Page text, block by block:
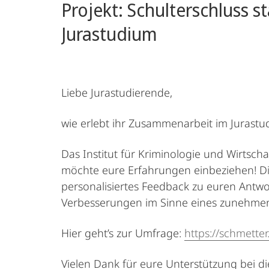
Projekt: Schulterschluss
Jurastudium
Liebe Jurastudierende,
wie erlebt ihr Zusammenarbeit im
Das Institut für Kriminologie und
möchte eure Erfahrungen einbeziehen!
personalisiertes Feedback zu euren
Verbesserungen im Sinne eines
Hier geht’s zur Umfrage: https://
Vielen Dank für eure Unterstützung bei